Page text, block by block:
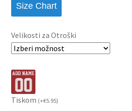
Size Chart
Velikosti za Otroški
Tiskom (+€5.95)